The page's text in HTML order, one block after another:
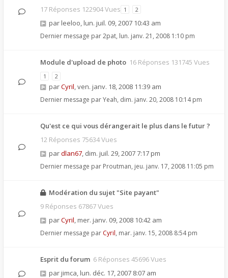
17 Réponses 122904 Vues 1 2
par leeloo, lun. juil. 09, 2007 10:43 am
Dernier message par2pat, lun. janv. 21, 2008 1:10 pm
Module d'upload de photo 16 Réponses 131745 Vues
1 2
parCyril,ven. janv. 18, 2008 11:39 am
Dernier message parYeah, dim. janv. 20, 2008 10:14 pm
Qu'est ce qui vous dérangerait le plus dans le futur ?
12 Réponses 75634 Vues
pardlan67, dim. juil. 29, 2007 7:17 pm
Dernier message par Proutman, jeu. janv. 17, 2008 11:05 pm
Modération du sujet "Site payant"
9 Réponses 67867 Vues
parCyril, mer. janv. 09, 2008 10:42 am
Dernier message par Cyril, mar. janv. 15, 2008 8:54 pm
Esprit du forum 6 Réponses 45696 Vues
par jimca, lun. déc. 17, 2007 8:07 am